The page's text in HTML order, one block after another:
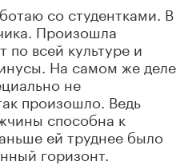
со студентками. В
Произошла
всей культуре и
На самом же деле
не
произошло. Ведь
способна к
ей труднее было
горизонт.